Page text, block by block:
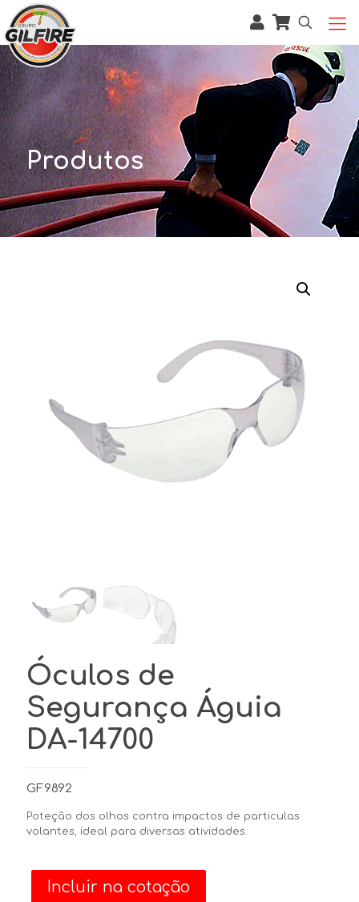
Produtos
Óculos de
Segurança Águia
DA-14700
GF9892
Poteção dos olhos contra impactos de particulas
volantes, ideal para diversas atividades.
Incluir na cotação